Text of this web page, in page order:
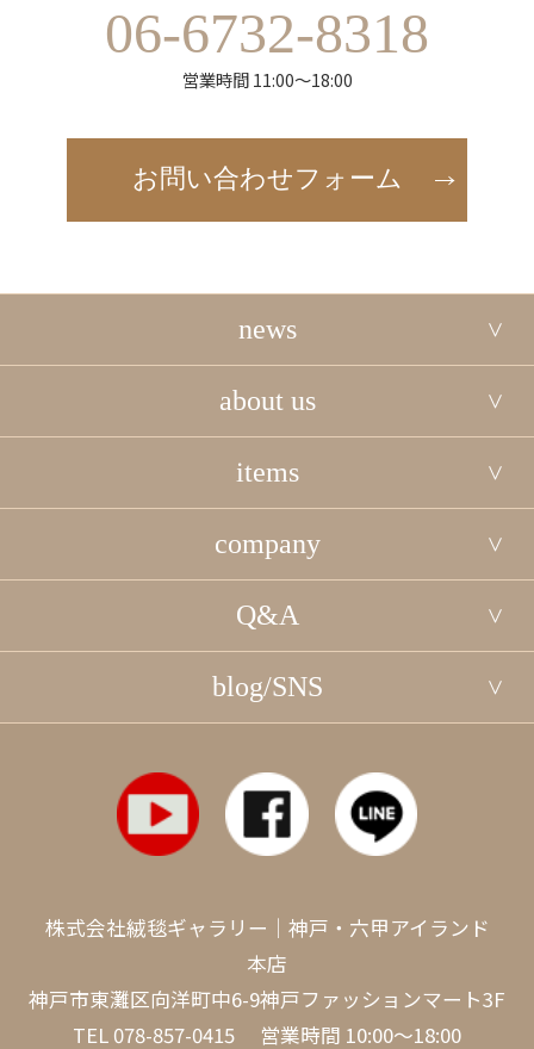
06-6732-8318
営業時間 11:00～18:00
お問い合わせフォーム
news
about us
items
company
Q&A
blog/SNS
株式会社絨毯ギャラリー｜神戸・六甲アイランド
本店
神戸市東灘区向洋町中6-9神戸ファッションマート3F
TEL 078-857-0415 営業時間 10:00～18:00